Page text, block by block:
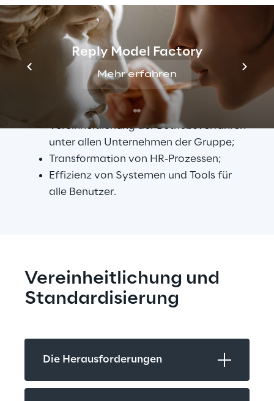
Reply Model Factory
Mehr erfahren
Die wichtigsten Ziele des
Projekts zur
digitalen HR-Transformation lauten:
Rationalisierung der zur Unterstützung
der Personalverwaltung verwendeten
Tools durch Beseitigung redundanter
Vereinheitlichung der Betriebsverfahren
unter allen Unternehmen der Gruppe;
Transformation von HR-Prozessen;
Effizienz von Systemen und Tools für
alle Benutzer.
Vereinheitlichung und
Standardisierung
Die Herausforderungen